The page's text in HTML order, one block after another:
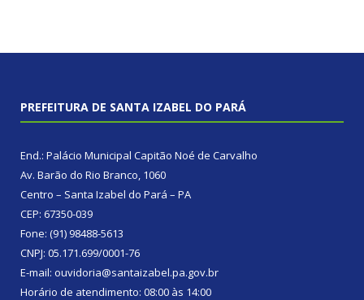
PREFEITURA DE SANTA IZABEL DO PARÁ
End.: Palácio Municipal Capitão Noé de Carvalho
Av. Barão do Rio Branco, 1060
Centro – Santa Izabel do Pará – PA
CEP: 67350-039
Fone: (91) 98488-5613
CNPJ: 05.171.699/0001-76
E-mail: ouvidoria@santaizabel.pa.gov.br
Horário de atendimento: 08:00 às 14:00